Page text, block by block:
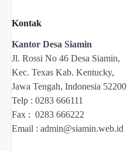
Kontak
Kantor Desa Siamin
Jl. Rossi No 46 Desa Siamin,
Kec. Texas Kab. Kentucky,
Jawa Tengah, Indonesia 52200
Telp : 0283 666111
Fax : 0283 666222
Email : admin@siamin.web.id